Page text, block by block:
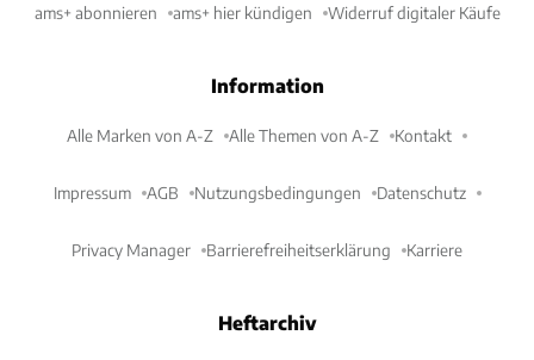
ams+ abonnieren ams+ hier kündigen Widerruf digitaler Käufe
Information
Alle Marken von A-Z Alle Themen von A-Z Kontakt
Impressum AGB Nutzungsbedingungen Datenschutz
Privacy Manager Barrierefreiheitserklärung Karriere
Heftarchiv